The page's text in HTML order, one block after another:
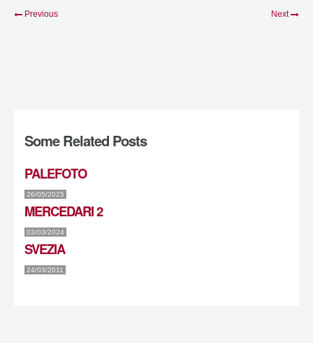
Previous Next
Some Related Posts
PALEFOTO
26/05/2025
MERCEDARI 2
03/03/2024
SVEZIA
24/03/2011